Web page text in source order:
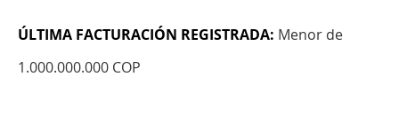
ÚLTIMA FACTURACIÓN REGISTRADA: Menor de
1.000.000.000 COP